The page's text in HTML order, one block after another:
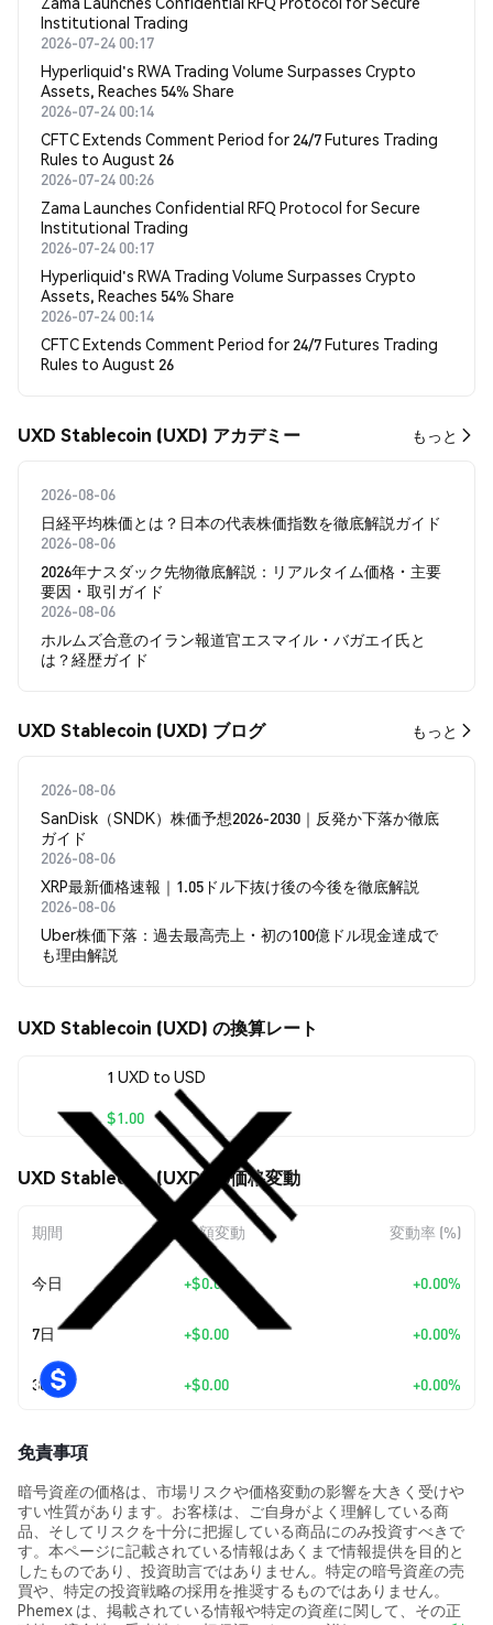
Institutional Trading
2026-07-24 00:17
Hyperliquid's RWA Trading Volume Surpasses Crypto
Assets, Reaches 54% Share
2026-07-24 00:14
CFTC Extends Comment Period for 24/7 Futures Trading
Rules to August 26
2026-07-24 00:26
Zama Launches Confidential RFQ Protocol for Secure
Institutional Trading
2026-07-24 00:17
Hyperliquid's RWA Trading Volume Surpasses Crypto
Assets, Reaches 54% Share
2026-07-24 00:14
CFTC Extends Comment Period for 24/7 Futures Trading
Rules to August 26
UXD Stablecoin (UXD) アカデミー もっと
2026-08-06
日経平均株価とは？日本の代表株価指数を徹底解説ガイド
2026-08-06
2026年ナスダック先物徹底解説：リアルタイム価格・主要
要因・取引ガイド
2026-08-06
ホルムズ合意のイラン報道官エスマイル・バガエイ氏と
は？経歴ガイド
UXD Stablecoin (UXD) ブログ もっと
2026-08-06
SanDisk（SNDK）株価予想2026-2030｜反発か下落か徹底
ガイド
2026-08-06
XRP最新価格速報｜1.05ドル下抜け後の今後を徹底解説
2026-08-06
Uber株価下落：過去最高売上・初の100億ドル現金達成で
も理由解説
UXD Stablecoin (UXD) の換算レート
1 UXD to USD
$1.00
UXD Stablecoin (UXD) の価格変動
期間 金額変動 変動率 (%)
今日 +$0.00 +0.00%
7日 +$0.00 +0.00%
30日 +$0.00 +0.00%
免責事項
暗号資産の価格は、市場リスクや価格変動の影響を大きく受けや
すい性質があります。お客様は、ご自身がよく理解している商
品、そしてリスクを十分に把握している商品にのみ投資すべきで
す。本ページに記載されている情報はあくまで情報提供を目的と
したものであり、投資助言ではありません。特定の暗号資産の売
買や、特定の投資戦略の採用を推奨するものではありません。
Phemex は、掲載されている情報や特定の資産に関して、その正